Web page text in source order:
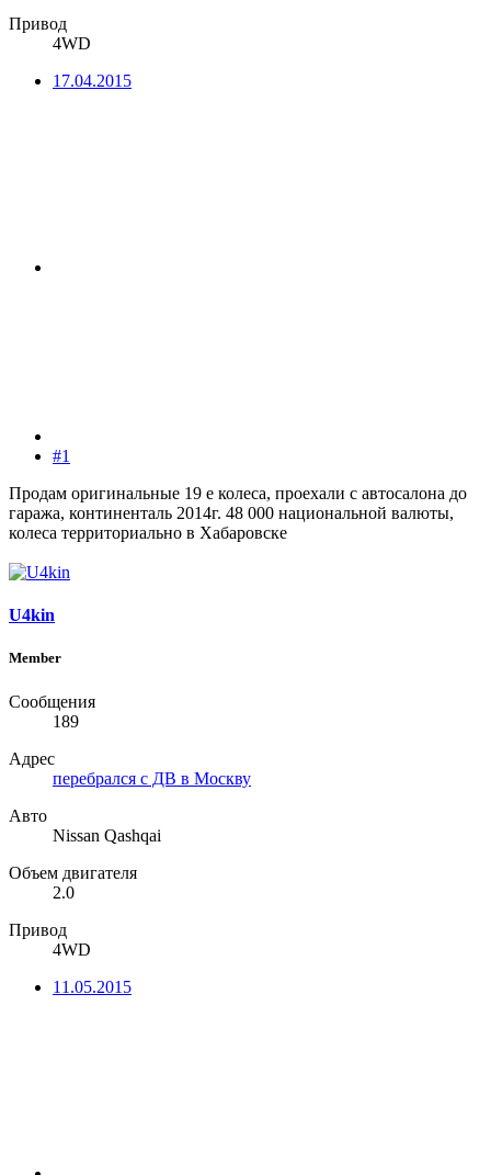
Привод
4WD
17.04.2015
#1
Продам оригинальные 19 е колеса, проехали с автосалона до
гаража, континенталь 2014г. 48 000 национальной валюты,
колеса территориально в Хабаровске
U4kin
Member
Сообщения
189
Адрес
перебрался с ДВ в Москву
Авто
Nissan Qashqai
Объем двигателя
2.0
Привод
4WD
11.05.2015